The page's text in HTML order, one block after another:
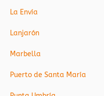
La Envía
Lanjarón
Marbella
Puerto de Santa María